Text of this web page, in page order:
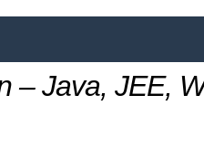
– Java, JEE,